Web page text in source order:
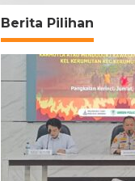
Berita Pilihan